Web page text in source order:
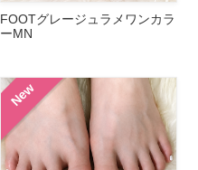
FOOTグレージュラメワンカラ
ーMN
New